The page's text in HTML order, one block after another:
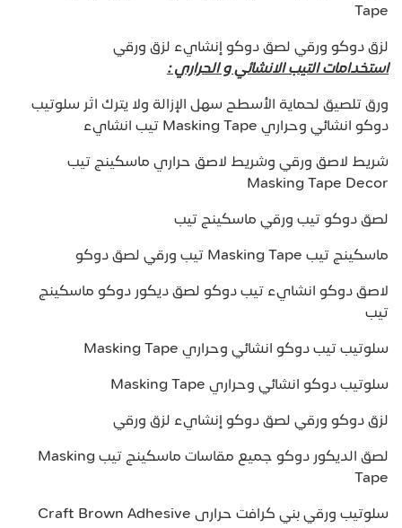
Tape
لزق دوكو ورقي لصق دوكو إنشايء لزق ورقي
استخدامات التيب الانشائي و الحراري :
ورق تلصيق لحماية الأسطح سهل الإزالة ولا يترك اثر سلوتيب
دوكو انشائي وحراري Masking Tape تيب انشايء
شريط لاصق ورقي وشريط لاصق حراري ماسكينج تيب
Masking Tape Decor
لصق دوكو تيب ورقي ماسكينج تيب
ماسكينج تيب Masking Tape تيب ورقي لصق دوكو
لاصق دوكو انشايء تيب دوكو لصق ديكور دوكو ماسكينج
تيب
سلوتيب تيب دوكو انشائي وحراري Masking Tape
سلوتيب دوكو انشائي وحراري Masking Tape
لزق دوكو ورقي لصق دوكو إنشايء لزق ورقي
لصق الديكور دوكو جميع مقاسات ماسكينج تيب Masking
Tape
سلوتيب ورقي بني كرافت حرارى Craft Brown Adhesive